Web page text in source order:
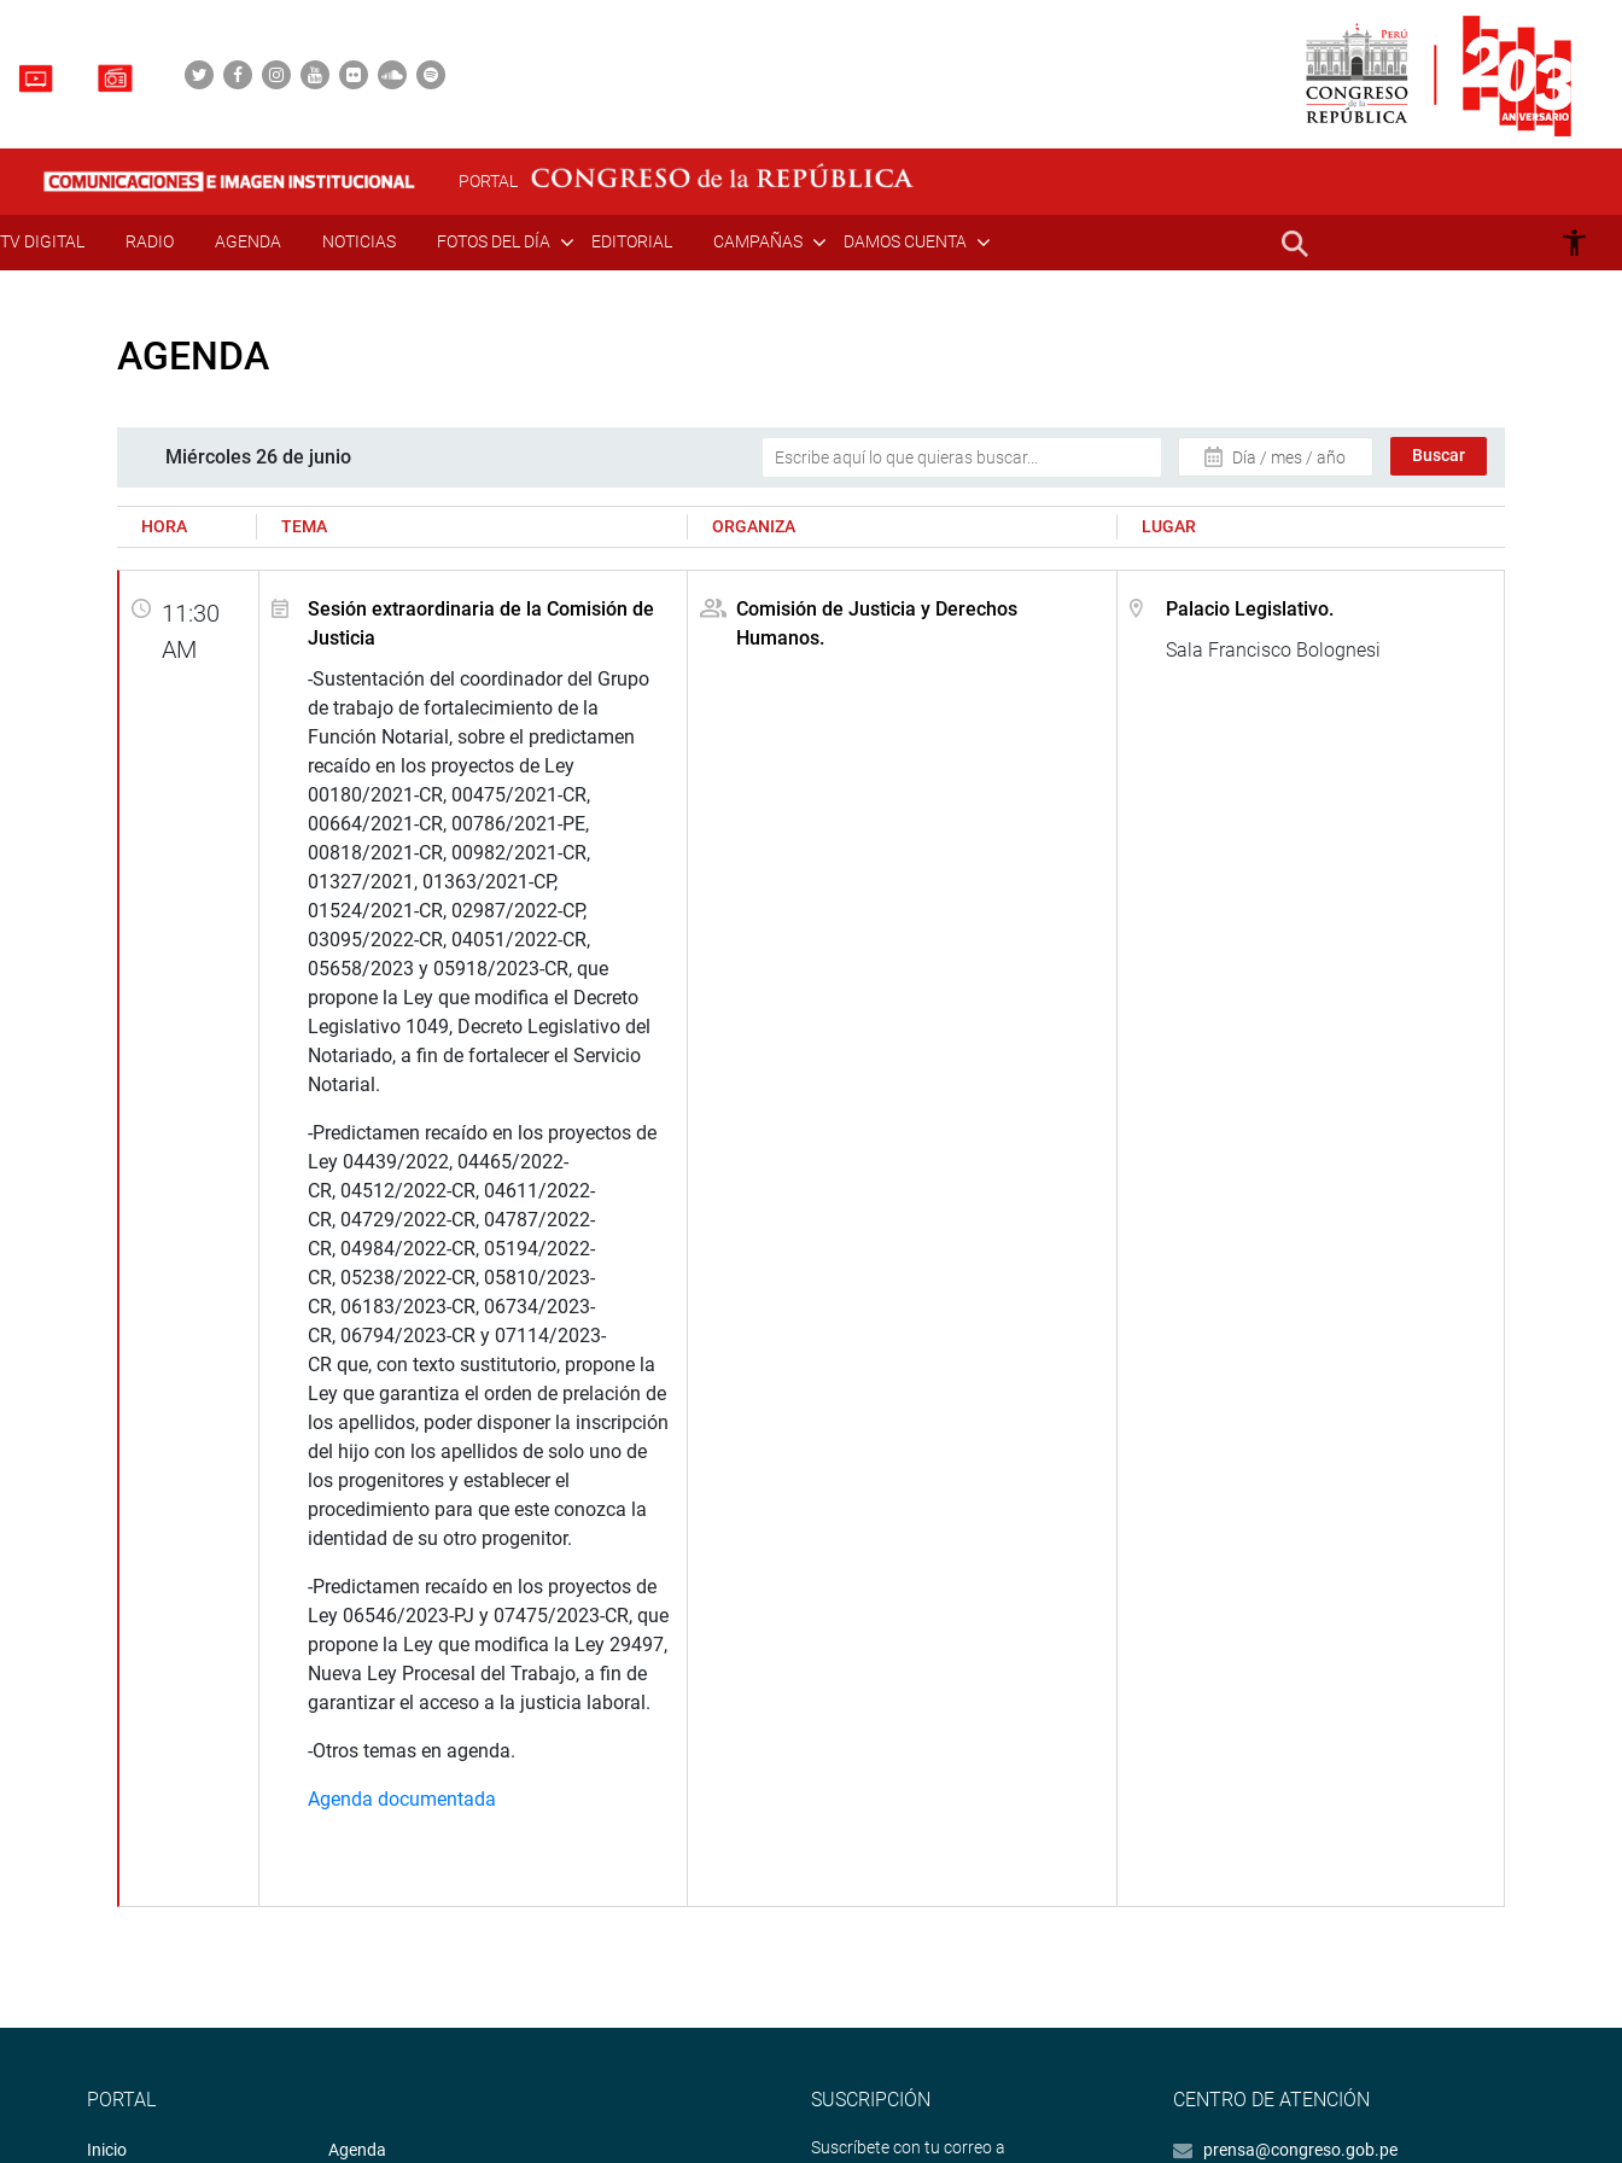
PORTAL
TV DIGITAL RADIO AGENDA NOTICIAS FOTOS DEL DÍA EDITORIAL CAMPAÑAS DAMOS CUENTA
AGENDA
Miércoles 26 de junio Día / mes / año
HORA TEMA ORGANIZA LUGAR
11:30
AM
Sesión extraordinaria de la Comisión de
Justicia
-Sustentación del coordinador del Grupo
de trabajo de fortalecimiento de la
Función Notarial, sobre el predictamen
recaído en los proyectos de Ley
00180/2021-CR, 00475/2021-CR,
00664/2021-CR, 00786/2021-PE,
00818/2021-CR, 00982/2021-CR,
01327/2021, 01363/2021-CP,
01524/2021-CR, 02987/2022-CP,
03095/2022-CR, 04051/2022-CR,
05658/2023 y 05918/2023-CR, que
propone la Ley que modifica el Decreto
Legislativo 1049, Decreto Legislativo del
Notariado, a fin de fortalecer el Servicio
Notarial.
-Predictamen recaído en los proyectos de
Ley 04439/2022, 04465/2022-
CR, 04512/2022-CR, 04611/2022-
CR, 04729/2022-CR, 04787/2022-
CR, 04984/2022-CR, 05194/2022-
CR, 05238/2022-CR, 05810/2023-
CR, 06183/2023-CR, 06734/2023-
CR, 06794/2023-CR y 07114/2023-
CR que, con texto sustitutorio, propone la
Ley que garantiza el orden de prelación de
los apellidos, poder disponer la inscripción
del hijo con los apellidos de solo uno de
los progenitores y establecer el
procedimiento para que este conozca la
identidad de su otro progenitor.
-Predictamen recaído en los proyectos de
Ley 06546/2023-PJ y 07475/2023-CR, que
propone la Ley que modifica la Ley 29497,
Nueva Ley Procesal del Trabajo, a fin de
garantizar el acceso a la justicia laboral.
-Otros temas en agenda.
Agenda documentada
Comisión de Justicia y Derechos
Humanos.
Palacio Legislativo.
Sala Francisco Bolognesi
PORTAL
Inicio Agenda
SUSCRIPCIÓN
Suscríbete con tu correo a
CENTRO DE ATENCIÓN
prensa@congreso.gob.pe